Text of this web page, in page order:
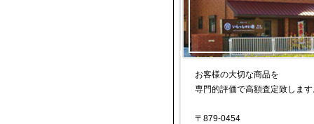
お客様の大切な商品を
専門的評価で高額査定致しま
〒879-0454